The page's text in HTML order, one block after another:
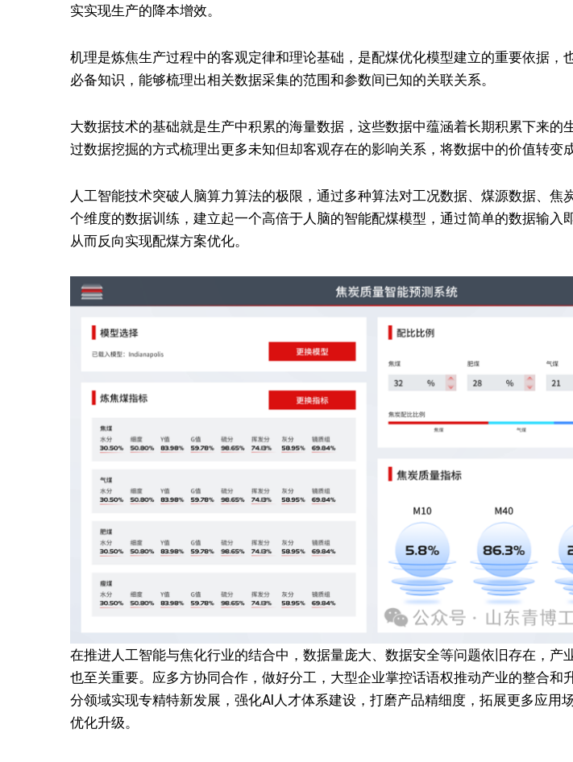
实实现生产的降本增效。
机理是炼焦生产过程中的客观定律和理论基础，是配煤优化模型建立的重要依据，
必备知识，能够梳理出相关数据采集的范围和参数间已知的关联关系。
大数据技术的基础就是生产中积累的海量数据，这些数据中蕴涵着长期积累下来的
过数据挖掘的方式梳理出更多未知但却客观存在的影响关系，将数据中的价值转变成
人工智能技术突破人脑算力算法的极限，通过多种算法对工况数据、煤源数据、焦
个维度的数据训练，建立起一个高倍于人脑的智能配煤模型，通过简单的数据输入
从而反向实现配煤方案优化。
在推进人工智能与焦化行业的结合中，数据量庞大、数据安全等问题依旧存在，产
也至关重要。应多方协同合作，做好分工，大型企业掌控话语权推动产业的整合和
分领域实现专精特新发展，强化AI人才体系建设，打磨产品精细度，拓展更多应用
优化升级。